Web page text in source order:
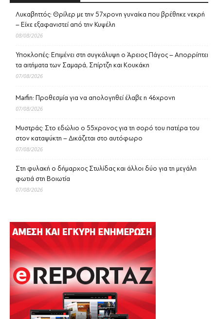
Λυκαβηττός: Θρίλερ με την 57χρονη γυναίκα που βρέθηκε νεκρή
– Είχε εξαφανιστεί από την Κυψέλη
08/08/2026
Υποκλοπές: Επιμένει στη συγκάλυψη ο Άρειος Πάγος – Απορρίπτει
τα αιτήματα των Σαμαρά, Σπίρτζη και Κουκάκη
07/08/2026
Marfin: Προθεσμία για να απολογηθεί έλαβε η 46χρονη
07/08/2026
Μυστράς: Στο εδώλιο ο 55χρονος για τη σορό του πατέρα του
στον καταψύκτη – Δικάζεται στο αυτόφωρο
07/08/2026
Στη φυλακή ο δήμαρχος Στυλίδας και άλλοι δύο για τη μεγάλη
φωτιά στη Βοιωτία
07/08/2026